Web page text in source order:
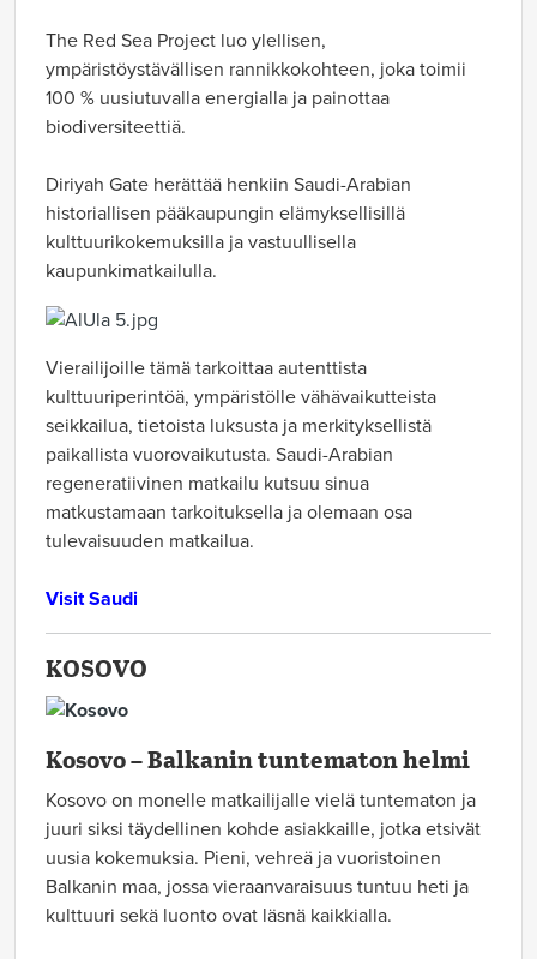
The Red Sea Project luo ylellisen,
ympäristöystävällisen rannikkokohteen, joka toimii
100 % uusiutuvalla energialla ja painottaa
biodiversiteettiä.
Diriyah Gate herättää henkiin Saudi-Arabian
historiallisen pääkaupungin elämyksellisillä
kulttuurikokemuksilla ja vastuullisella
kaupunkimatkailulla.
Vierailijoille tämä tarkoittaa autenttista
kulttuuriperintöä, ympäristölle vähävaikutteista
seikkailua, tietoista luksusta ja merkityksellistä
paikallista vuorovaikutusta. Saudi-Arabian
regeneratiivinen matkailu kutsuu sinua
matkustamaan tarkoituksella ja olemaan osa
tulevaisuuden matkailua.
Visit Saudi
KOSOVO
Kosovo – Balkanin tuntematon helmi
Kosovo on monelle matkailijalle vielä tuntematon ja
juuri siksi täydellinen kohde asiakkaille, jotka etsivät
uusia kokemuksia. Pieni, vehreä ja vuoristoinen
Balkanin maa, jossa vieraanvaraisuus tuntuu heti ja
kulttuuri sekä luonto ovat läsnä kaikkialla.